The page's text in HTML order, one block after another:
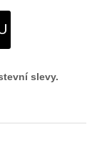
slevy.